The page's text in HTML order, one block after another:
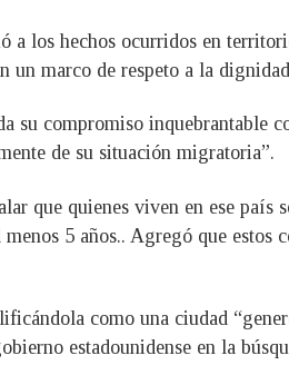
a los hechos ocurridos en
un marco de respeto a la
su compromiso inquebrantable
de su situación migratoria”.
que quienes viven en ese
5 años.. Agregó que estos
como una ciudad
estadounidense en la